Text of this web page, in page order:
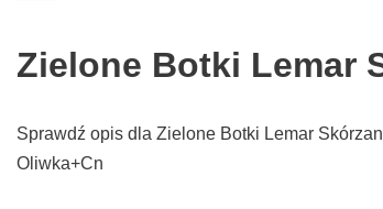
Zielone Botki Lemar
Sprawdź opis dla Zielone Botki Lemar
Oliwka+Cn